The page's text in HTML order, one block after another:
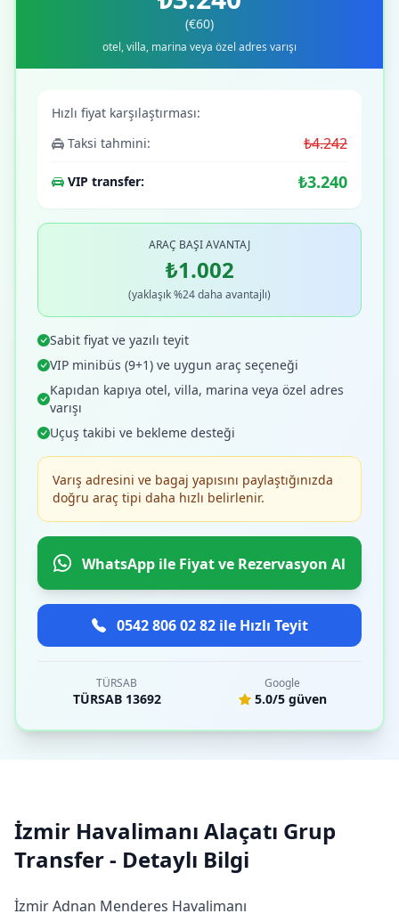
(€60)
otel, villa, marina veya özel adres varışı
Hızlı fiyat karşılaştırması:
Taksi tahmini:
₺4.242
VIP transfer: ₺3.240
ARAÇ BAŞI AVANTAJ
₺1.002
(yaklaşık %24 daha avantajlı)
Sabit fiyat ve yazılı teyit
VIP minibüs (9+1) ve uygun araç seçeneği
Kapıdan kapıya otel, villa, marina veya özel adres
varışı
Uçuş takibi ve bekleme desteği
Varış adresini ve bagaj yapısını paylaştığınızda
doğru araç tipi daha hızlı belirlenir.
WhatsApp ile Fiyat ve Rezervasyon Al
0542 806 02 82 ile Hızlı Teyit
TÜRSAB
TÜRSAB 13692
Google
5.0/5 güven
İzmir Havalimanı Alaçatı Grup
Transfer - Detaylı Bilgi
İzmir Adnan Menderes Havalimanı